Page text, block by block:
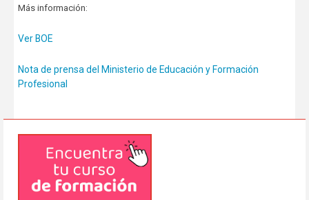
Más información:
Ver BOE
Nota de prensa del Ministerio de Educación y Formación
Profesional